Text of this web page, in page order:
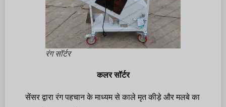
रंग सॉर्टर
कलर सॉर्टर
सेंसर द्वारा रंग पहचान के माध्यम से काले मृत कीड़े और मलबे का